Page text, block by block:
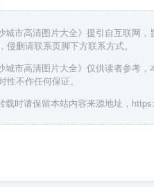
城市高清图片大全》援引自互联网
侵删请联系页脚下方联系方式。
城市高清图片大全》仅供读者参考
性不作任何保证。
载时请保留本站内容来源地址，